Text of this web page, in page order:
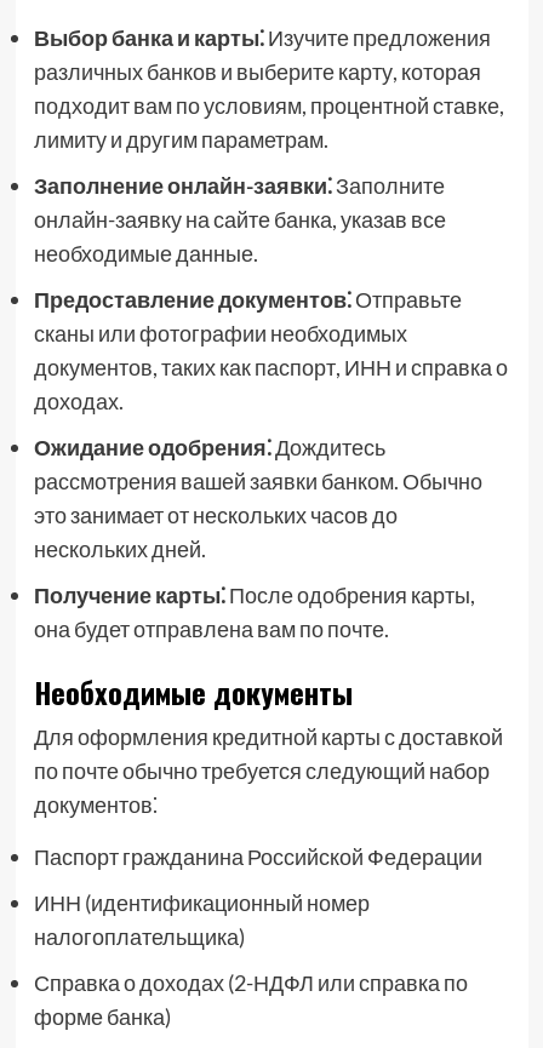
Выбор банка и карты⁚Изучите предложения
различных банков и выберите карту, которая
подходит вам по условиям, процентной ставке,
лимиту и другим параметрам.
Заполнение онлайн-заявки⁚Заполните
онлайн-заявку на сайте банка, указав все
необходимые данные.
Предоставление документов⁚Отправьте
сканы или фотографии необходимых
документов, таких как паспорт, ИНН и справка о
доходах.
Ожидание одобрения⁚Дождитесь
рассмотрения вашей заявки банком. Обычно
это занимает от нескольких часов до
нескольких дней.
Получение карты⁚После одобрения карты,
она будет отправлена вам по почте.
Необходимые документы
Для оформления кредитной карты с доставкой
по почте обычно требуется следующий набор
документов⁚
Паспорт гражданина Российской Федерации
ИНН (идентификационный номер
налогоплательщика)
Справка о доходах (2-НДФЛ или справка по
форме банка)